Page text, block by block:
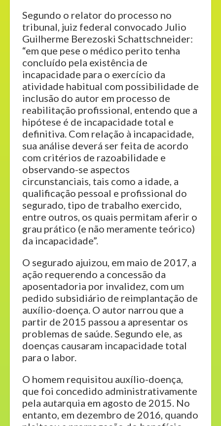
Segundo o relator do processo no
tribunal, juiz federal convocado Julio
Guilherme Berezoski Schattschneider:
“em que pese o médico perito tenha
concluído pela existência de
incapacidade para o exercício da
atividade habitual com possibilidade de
inclusão do autor em processo de
reabilitação profissional, entendo que a
hipótese é de incapacidade total e
definitiva. Com relação à incapacidade,
sua análise deverá ser feita de acordo
com critérios de razoabilidade e
observando-se aspectos
circunstanciais, tais como a idade, a
qualificação pessoal e profissional do
segurado, tipo de trabalho exercido,
entre outros, os quais permitam aferir o
grau prático (e não meramente teórico)
da incapacidade”.
O segurado ajuizou, em maio de 2017, a
ação requerendo a concessão da
aposentadoria por invalidez, com um
pedido subsidiário de reimplantação de
auxílio-doença. O autor narrou que a
partir de 2015 passou a apresentar os
problemas de saúde. Segundo ele, as
doenças causaram incapacidade total
para o labor.
O homem requisitou auxílio-doença,
que foi concedido administrativamente
pela autarquia em agosto de 2015. No
entanto, em dezembro de 2016, quando